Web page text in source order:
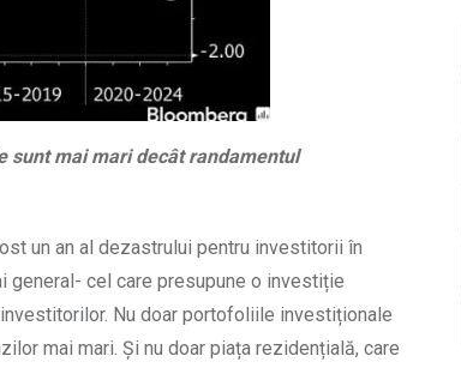
sunt mai mari decât randamentul
un an al dezastrului pentru investitorii în
general- cel care presupune o investiție
Nu doar portofoliile investiționale
mai mari. Și nu doar piața rezidențială, care